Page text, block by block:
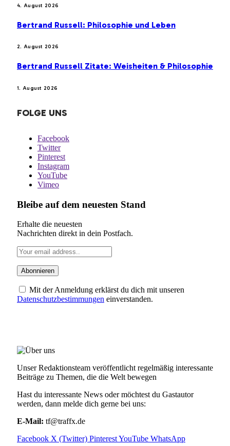
4. August 2026
Bertrand Russell: Philosophie und Leben
2. August 2026
Bertrand Russell Zitate: Weisheiten & Philosophie
1. August 2026
FOLGE UNS
Facebook
Twitter
Pinterest
Instagram
YouTube
Vimeo
Bleibe auf dem neuesten Stand
Erhalte die neuesten
Nachrichten direkt in dein Postfach.
Mit der Anmeldung erklärst du dich mit unseren
Datenschutzbestimmungen einverstanden.
Unser Redaktionsteam veröffentlicht regelmäßig interessante
Beiträge zu Themen, die die Welt bewegen
Hast du interessante News oder möchtest du Gastautor
werden, dann melde dich gerne bei uns:
E-Mail: tf@traffx.de
Facebook X (Twitter) PinterestYouTube WhatsApp